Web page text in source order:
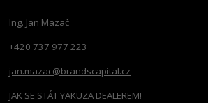
Ing. Jan Mazač
+420 737 977 223
jan.mazac@brandscapital.cz
JAK SE STÁT YAKUZA DEALEREM!